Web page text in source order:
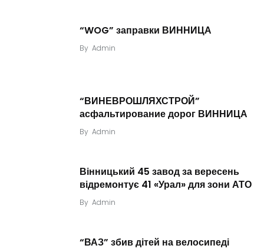
“WOG” заправки ВИННИЦА
By Admin
“ВИНЕВРОШЛЯХСТРОЙ”
асфальтирование дорог ВИННИЦА
By Admin
Вінницький 45 завод за вересень
відремонтує 41 «Урал» для зони АТО
By Admin
“ВАЗ” збив дітей на велосипеді